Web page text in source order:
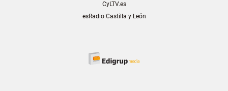
CyLTV.es
esRadio Castilla y León